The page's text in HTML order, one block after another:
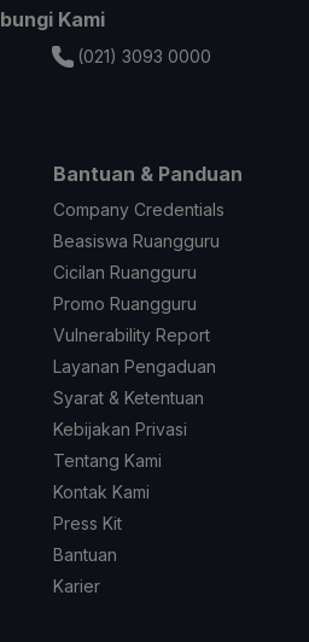
Kami
(021) 3093 0000
Bantuan & Panduan
Company Credentials
Beasiswa Ruangguru
Cicilan Ruangguru
Promo Ruangguru
Vulnerability Report
Layanan Pengaduan
Syarat & Ketentuan
Kebijakan Privasi
Tentang Kami
Kontak Kami
Press Kit
Bantuan
Karier